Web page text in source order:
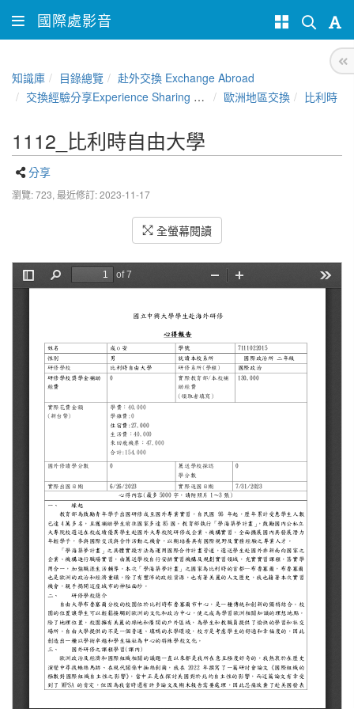
國際處影音
知識庫 目錄總覽
赴外交換 Exchange Abroad
交換經驗分享Experience Sharing of NCHU Exchange Program
歐洲地區交換 比利時
1112_比利時自由大學
分享
瀏覽: 723, 最近修訂: 2023-11-17
全螢幕閱讀